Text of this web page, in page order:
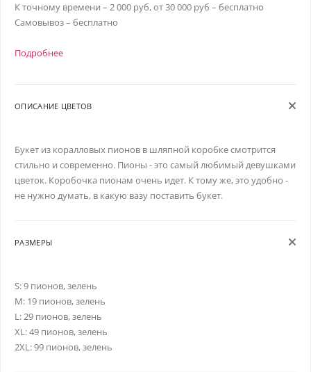
К точному времени – 2 000 руб, от 30 000 руб – бесплатно
Самовывоз – бесплатно
Подробнее
ОПИСАНИЕ ЦВЕТОВ
Букет из коралловых пионов в шляпной коробке смотрится
стильно и современно. Пионы - это самый любимый девушками
цветок. Коробочка пионам очень идет. К тому же, это удобно -
не нужно думать, в какую вазу поставить букет.
РАЗМЕРЫ
S: 9 пионов, зелень
M: 19 пионов, зелень
L: 29 пионов, зелень
XL: 49 пионов, зелень
2XL: 99 пионов, зелень